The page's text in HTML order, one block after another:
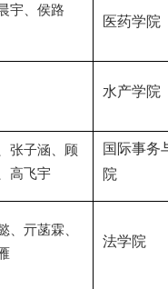
宇、侯路
医药学院
水产学院
张子涵、顾
高飞宇
国际事务
院
、亓菡霖、
法学院